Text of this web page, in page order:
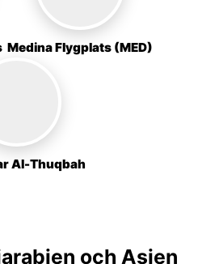
Medina Flygplats (MED)
Al-Thuqbah
och Asien